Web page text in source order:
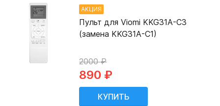
АКЦИЯ
Пульт для Viomi KKG31A-C3
(замена KKG31A-C1)
2000 ₽
890 ₽